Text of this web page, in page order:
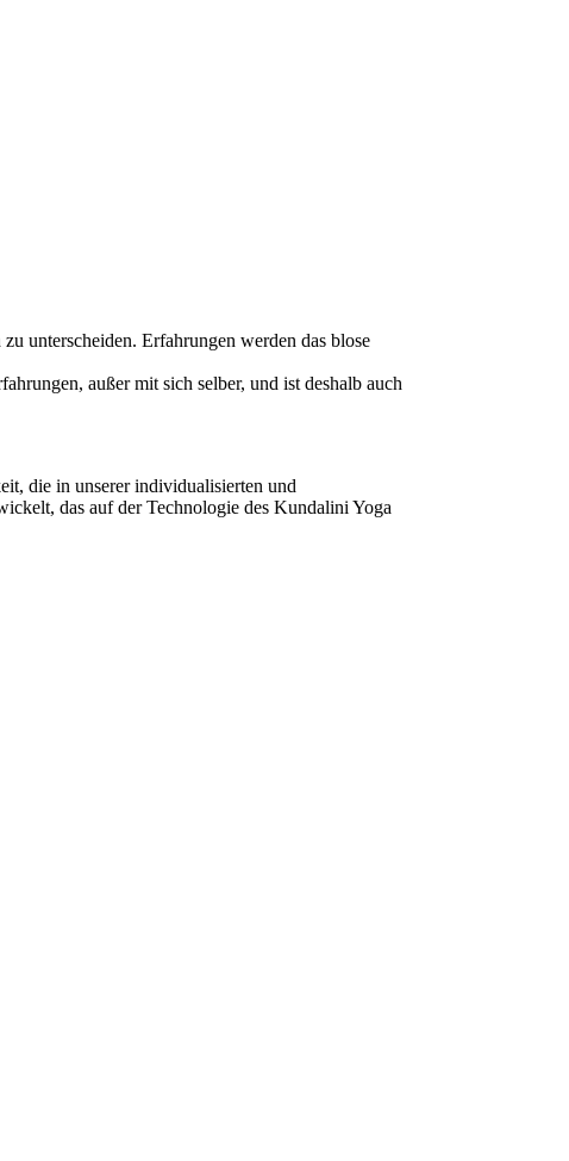
unterscheiden. Erfahrungen werden das blose
außer mit sich selber, und ist deshalb auch
die in unserer individualisierten und
das auf der Technologie des Kundalini Yoga